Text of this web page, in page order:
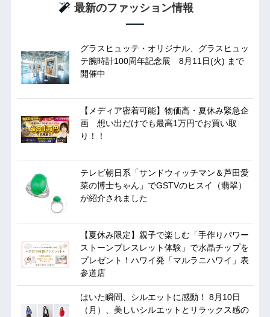
最新のファッション情報
グラスヒュッテ・オリジナル、グラスヒュッ
テ腕時計100周年記念展 8月11日(火) まで
開催中
【メディア密着可能】物価高・夏休み緊急企
画 想い出だけでも最高1万円でお買い取
り！！
テレビ朝日系「サンドウィッチマン＆芦田愛
菜の博士ちゃん」でGSTVのヒスイ（翡翠）
が紹介されました
【夏休み限定】親子で楽しむ「手作りパワー
ストーンブレスレット体験」で水晶チップを
プレゼント！ハワイ発「マルラニハワイ」表
参道店
はいた瞬間、シルエットに感動！ 8月10日
（月）、美しいシルエットとリラックス感の